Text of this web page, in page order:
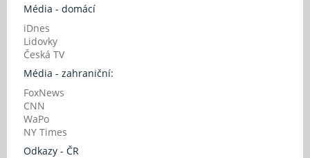
Média - domácí
iDnes
Lidovky
Česká TV
Média - zahraniční:
FoxNews
CNN
WaPo
NY Times
Odkazy - ČR